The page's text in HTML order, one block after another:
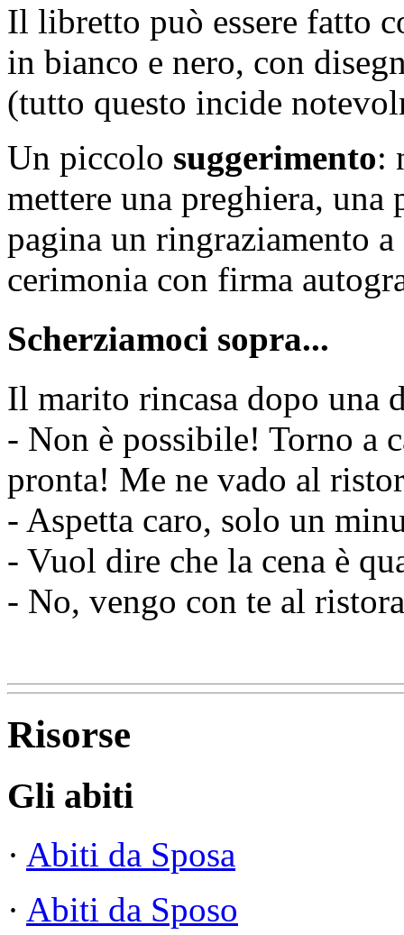
Il libretto può essere fatto
in bianco e nero, con
(tutto questo incide
Un piccolo suggerimento:
mettere una preghiera,
pagina un ringraziamento
cerimonia con firma
Scherziamoci sopra...
Il marito rincasa dopo una
- Non è possibile! Torno a
pronta! Me ne vado al
- Aspetta caro, solo un
- Vuol dire che la cena è
- No, vengo con te al
Risorse
Gli abiti
· Abiti da Sposa
· Abiti da Sposo